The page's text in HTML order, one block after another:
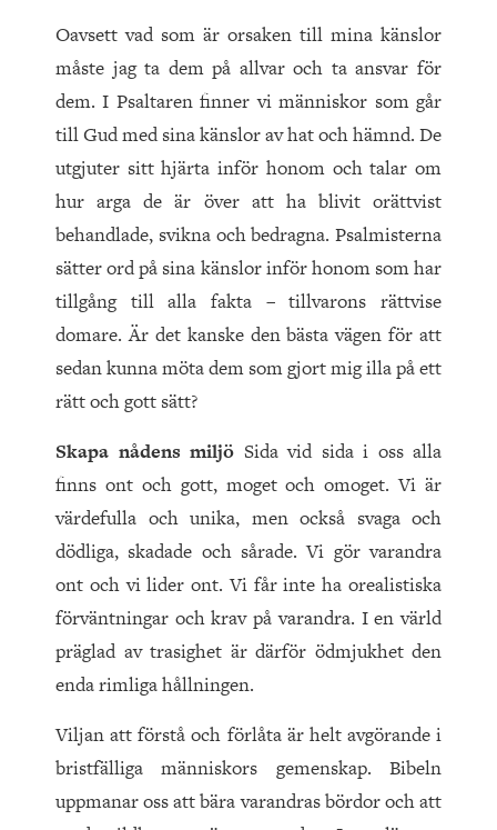
Oavsett vad som är orsaken till mina känslor
måste jag ta dem på allvar och ta ansvar för
dem. I Psaltaren finner vi människor som går
till Gud med sina känslor av hat och hämnd. De
utgjuter sitt hjärta inför honom och talar om
hur arga de är över att ha blivit orättvist
behandlade, svikna och bedragna. Psalmisterna
sätter ord på sina känslor inför honom som har
tillgång till alla fakta – tillvarons rättvise
domare. Är det kanske den bästa vägen för att
sedan kunna möta dem som gjort mig illa på ett
rätt och gott sätt?
Skapa nådens miljö Sida vid sida i oss alla
finns ont och gott, moget och omoget. Vi är
värdefulla och unika, men också svaga och
dödliga, skadade och sårade. Vi gör varandra
ont och vi lider ont. Vi får inte ha orealistiska
förväntningar och krav på varandra. I en värld
präglad av trasighet är därför ödmjukhet den
enda rimliga hållningen.
Viljan att förstå och förlåta är helt avgörande i
bristfälliga människors gemenskap. Bibeln
uppmanar oss att bära varandras bördor och att